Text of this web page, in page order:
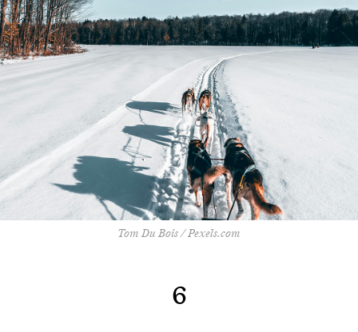
Tom Du Bois / Pexels.com
6